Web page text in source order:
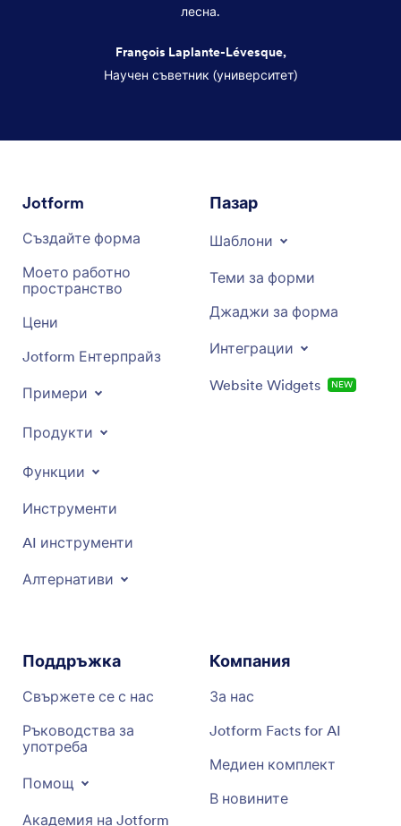
лесна.
François Laplante-Lévesque,
Научен съветник (университет)
Jotform
Създайте форма
Моето работно
пространство
Цени
Jotform Ентерпрайз
Примери
Продукти
Функции
Инструменти
AI инструменти
Алтернативи
Пазар
Шаблони
Теми за форми
Джаджи за форма
Интеграции
Website Widgets NEW
Поддръжка
Свържете се с нас
Ръководства за
употреба
Помощ
Академия на Jotform
Компания
За нас
Jotform Facts for AI
Медиен комплект
В новините